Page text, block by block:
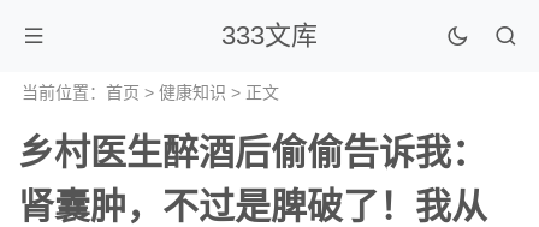
333文库
当前位置： 首页 > 健康知识 > 正文
乡村医生醉酒后偷偷告诉我：
肾囊肿，不过是脾破了！我从